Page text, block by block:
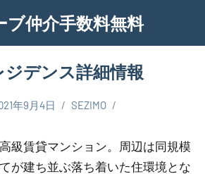
ブ仲介手数料無料
ジデンス詳細情報
年9月4日 SEZIMO
級賃貸マンション。周辺は同規模
が建ち並ぶ落ち着いた住環境とな